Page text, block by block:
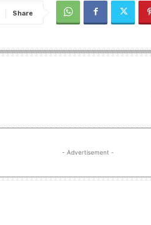
Share
- Advertisement -